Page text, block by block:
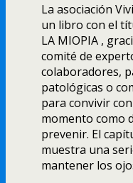
La asociación
un libro con el
LA MIOPIA ,
comité de
colaboradores,
patológicas o
para convivir
momento como
prevenir. El
muestra una
mantener los